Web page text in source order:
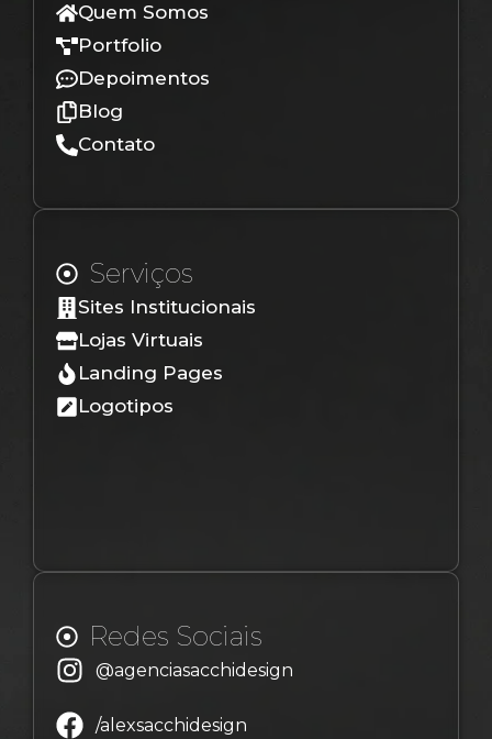
Quem Somos
Portfolio
Depoimentos
Blog
Contato
Serviços
Sites Institucionais
Lojas Virtuais
Landing Pages
Logotipos
Redes Sociais
@agenciasacchidesign
/alexsacchidesign